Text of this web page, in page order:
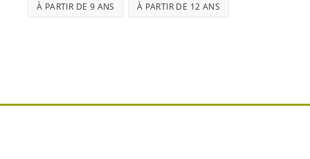
À PARTIR DE 9 ANS À PARTIR DE 12 ANS